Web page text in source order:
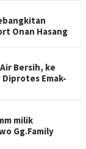
Onan Hasang
Bersih, ke
Diprotes Emak-
milik
Gg.Family